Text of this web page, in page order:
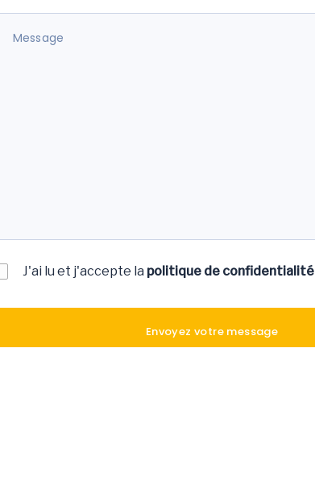
J'ai lu et j'accepte la politique de confidentialité